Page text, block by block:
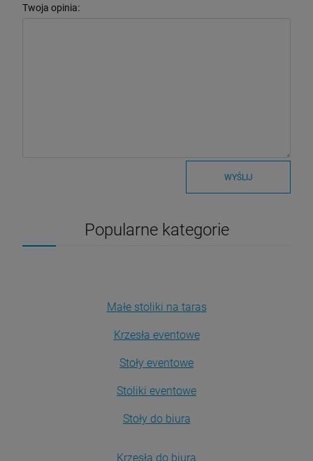
Twoja opinia:
WYŚLIJ
Popularne kategorie
Małe stoliki na taras
Krzesła eventowe
Stoły eventowe
Stoliki eventowe
Stoły do biura
Krzesła do biura